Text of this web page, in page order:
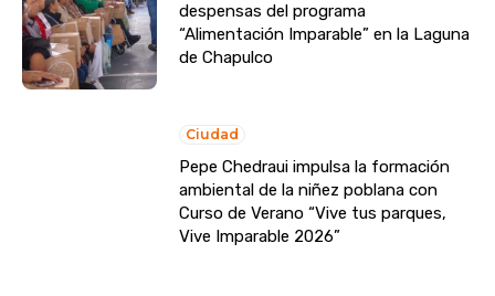
despensas del programa
“Alimentación Imparable” en la Laguna
de Chapulco
Ciudad
Pepe Chedraui impulsa la formación
ambiental de la niñez poblana con
Curso de Verano “Vive tus parques,
Vive Imparable 2026”